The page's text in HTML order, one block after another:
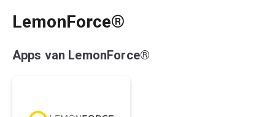
LemonForce®
Apps van LemonForce®